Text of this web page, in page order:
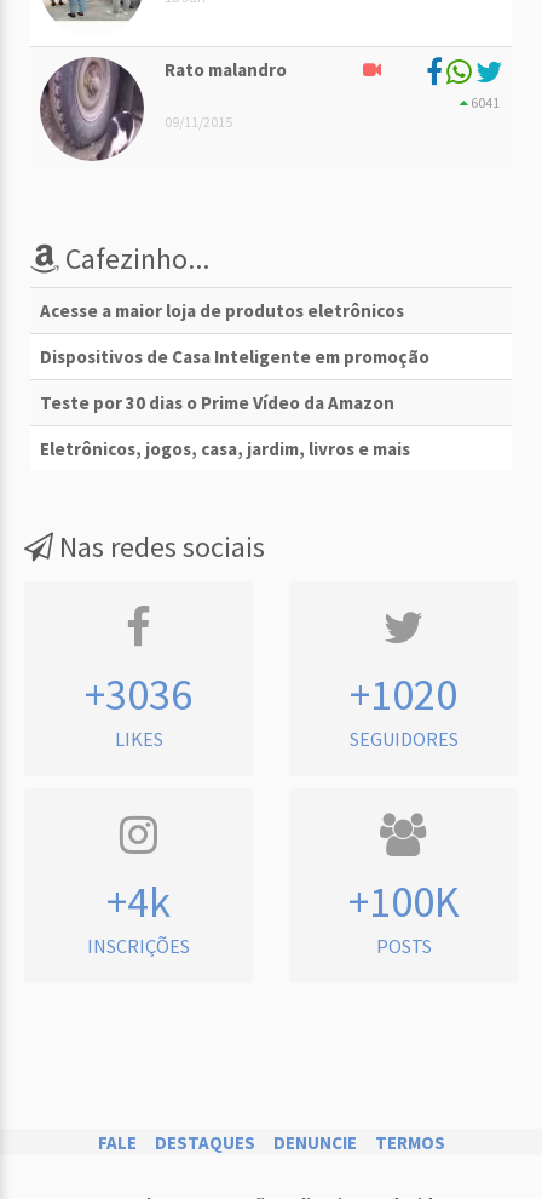
Rato malandro
09/11/2015
6041
Cafezinho...
Acesse a maior loja de produtos eletrônicos
Dispositivos de Casa Inteligente em promoção
Teste por 30 dias o Prime Vídeo da Amazon
Eletrônicos, jogos, casa, jardim, livros e mais
Nas redes sociais
+3036
LIKES
+1020
SEGUIDORES
+4k
INSCRIÇÕES
+100K
POSTS
FALE DESTAQUES DENUNCIE TERMOS